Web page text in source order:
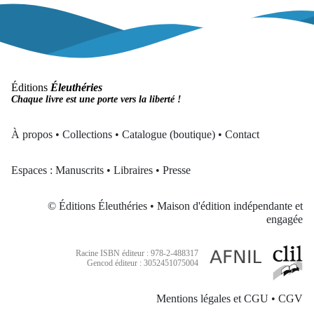
Éditions Éleuthéries
Chaque livre est une porte vers la liberté !
À propos • Collections • Catalogue (boutique) • Contact
Espaces : Manuscrits • Libraires • Presse
© Éditions Éleuthéries • Maison d'édition indépendante et
engagée
Racine ISBN éditeur : 978-2-488317
Gencod éditeur : 3052451075004
Mentions légales et CGU • CGV